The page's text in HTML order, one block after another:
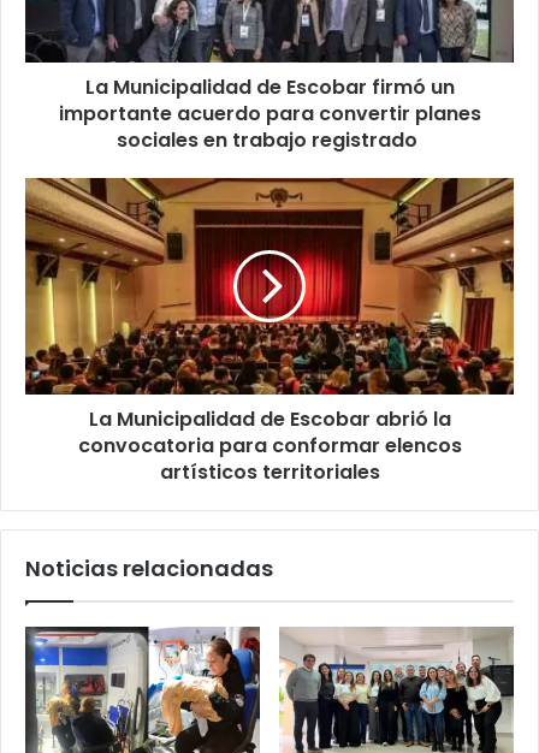
La Municipalidad de Escobar firmó un
importante acuerdo para convertir planes
sociales en trabajo registrado
La Municipalidad de Escobar abrió la
convocatoria para conformar elencos
artísticos territoriales
Noticias relacionadas